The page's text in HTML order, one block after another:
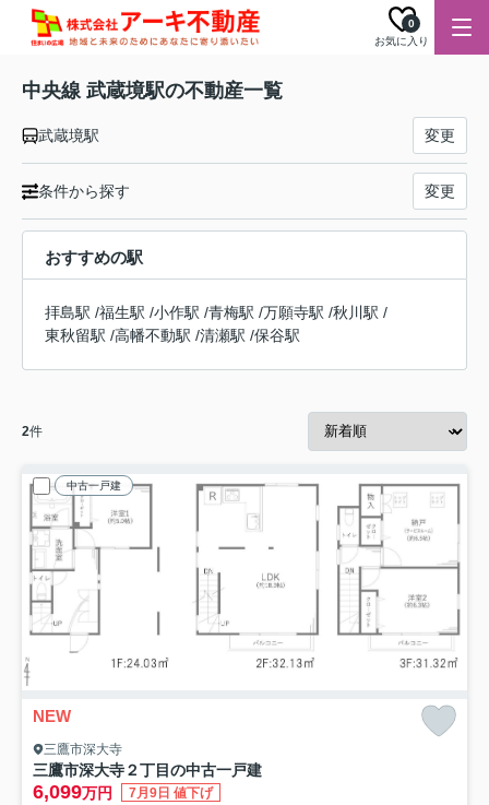
お気に入り
0
中央線 武蔵境駅の不動産一覧
武蔵境駅 変更
条件から探す 変更
おすすめの駅
拝島駅 /福生駅 /小作駅 /青梅駅 /万願寺駅 /秋川駅 /
東秋留駅 /高幡不動駅 /清瀬駅 /保谷駅
2件
中古一戸建
NEW
三鷹市深大寺
三鷹市深大寺２丁目の中古一戸建
6,099万円 7月9日 値下げ